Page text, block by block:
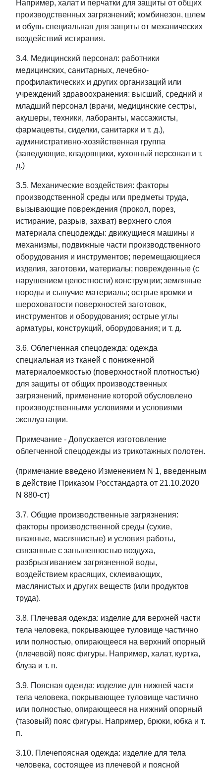
Например, халат и перчатки для защиты от общих
производственных загрязнений; комбинезон, шлем
и обувь специальная для защиты от механических
воздействий истирания.
3.4. Медицинский персонал: работники
медицинских, санитарных, лечебно-
профилактических и других организаций или
учреждений здравоохранения: высший, средний и
младший персонал (врачи, медицинские сестры,
акушеры, техники, лаборанты, массажисты,
фармацевты, сиделки, санитарки и т. д.),
административно-хозяйственная группа
(заведующие, кладовщики, кухонный персонал и т.
д.)
3.5. Механические воздействия: факторы
производственной среды или предметы труда,
вызывающие повреждения (прокол, порез,
истирание, разрыв, захват) верхнего слоя
материала спецодежды: движущиеся машины и
механизмы, подвижные части производственного
оборудования и инструментов; перемещающиеся
изделия, заготовки, материалы; поврежденные (с
нарушением целостности) конструкции; земляные
породы и сыпучие материалы; острые кромки и
шероховатости поверхностей заготовок,
инструментов и оборудования; острые углы
арматуры, конструкций, оборудования; и т. д.
3.6. Облегченная спецодежда: одежда
специальная из тканей с пониженной
материалоемкостью (поверхностной плотностью)
для защиты от общих производственных
загрязнений, применение которой обусловлено
производственными условиями и условиями
эксплуатации.
Примечание - Допускается изготовление
облегченной спецодежды из трикотажных полотен.
(примечание введено Изменением N 1, введенным
в действие Приказом Росстандарта от 21.10.2020
N 880-ст)
3.7. Общие производственные загрязнения:
факторы производственной среды (сухие,
влажные, маслянистые) и условия работы,
связанные с запыленностью воздуха,
разбрызгиванием загрязненной воды,
воздействием красящих, склеивающих,
маслянистых и других веществ (или продуктов
труда).
3.8. Плечевая одежда: изделие для верхней части
тела человека, покрывающее туловище частично
или полностью, опирающееся на верхний опорный
(плечевой) пояс фигуры. Например, халат, куртка,
блуза и т. п.
3.9. Поясная одежда: изделие для нижней части
тела человека, покрывающее туловище частично
или полностью, опирающееся на нижний опорный
(тазовый) пояс фигуры. Например, брюки, юбка и т.
п.
3.10. Плечепоясная одежда: изделие для тела
человека, состоящее из плечевой и поясной